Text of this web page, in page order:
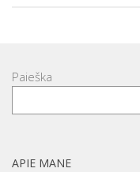
Paieška
APIE MANE